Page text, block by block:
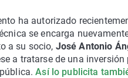
ha autorizado
se encarga
a su socio, José Antonio
a tratarse de una inversión
Así lo publicita